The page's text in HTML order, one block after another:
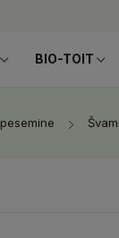
BIO-TOIT